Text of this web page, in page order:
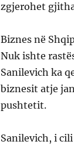
zgjerohet
Biznes në
Nuk ishte
Sanilevich ka
biznesit atje
pushtetit.
Sanilevich, i